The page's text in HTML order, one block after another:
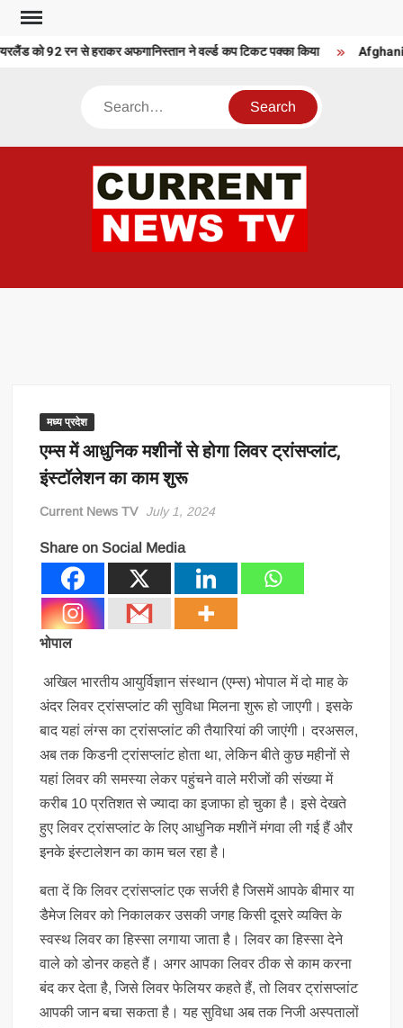
Skip
content
को 92 रन से हराकर अफगानिस्तान ने वर्ल्ड कप टिकट पक्का किया
Search
मध्य प्रदेश
एम्स में आधुनिक मशीनों से होगा लिवर ट्रांसप्लांट,
इंस्टॉलेशन का काम शुरू
Current News TV July 1, 2024
Share on Social Media
भोपाल
अखिल भारतीय आयुर्विज्ञान संस्थान (एम्स) भोपाल में दो माह के
अंदर लिवर ट्रांसप्लांट की सुविधा मिलना शुरू हो जाएगी। इसके
बाद यहां लंग्स का ट्रांसप्लांट की तैयारियां की जाएंगी। दरअसल,
अब तक किडनी ट्रांसप्लांट होता था, लेकिन बीते कुछ महीनों से
यहां लिवर की समस्या लेकर पहुंचने वाले मरीजों की संख्या में
करीब 10 प्रतिशत से ज्यादा का इजाफा हो चुका है। इसे देखते
हुए लिवर ट्रांसप्लांट के लिए आधुनिक मशीनें मंगवा ली गई हैं और
इनके इंस्टालेशन का काम चल रहा है।
बता दें कि लिवर ट्रांसप्लांट एक सर्जरी है जिसमें आपके बीमार या
डैमेज लिवर को निकालकर उसकी जगह किसी दूसरे व्यक्ति के
स्वस्थ लिवर का हिस्सा लगाया जाता है। लिवर का हिस्सा देने
वाले को डोनर कहते हैं। अगर आपका लिवर ठीक से काम करना
बंद कर देता है, जिसे लिवर फेलियर कहते हैं, तो लिवर ट्रांसप्लांट
आपकी जान बचा सकता है। यह सुविधा अब तक निजी अस्पतालों